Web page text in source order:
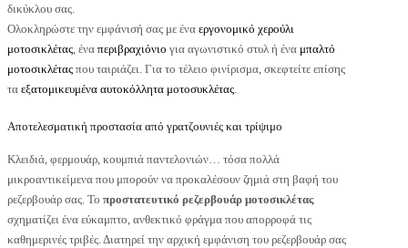
δικύκλου σας.
Ολοκληρώστε την εμφάνισή σας με ένα εργονομικό χερούλι
μοτοσικλέτας , ένα περιβραχιόνιο για αγωνιστικό στυλ ή ένα μπαλτό
μοτοσικλέτας που ταιριάζει. Για το τέλειο φινίρισμα, σκεφτείτε επίσης
τα εξατομικευμένα αυτοκόλλητα μοτοσυκλέτας
Αποτελεσματική προστασία από γρατζουνιές και τρίψιμο
Κλειδιά, φερμουάρ, κουμπιά παντελονιών… τόσα πολλά
μικροαντικείμενα που μπορούν να προκαλέσουν ζημιά στη βαφή του
ρεζερβουάρ σας. Το προστατευτικό ρεζερβουάρ μοτοσικλέτας
σχηματίζει ένα εύκαμπτο, ανθεκτικό φράγμα που απορροφά τις
καθημερινές τριβές. Διατηρεί την αρχική εμφάνιση του ρεζερβουάρ σας